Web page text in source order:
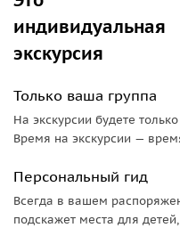
—гидом-фотографом
творческого подхода, с
экскурсий.
индивидуальную
длительности и маршруту.
прогулка-поездка на
водопады и чайную
вещи Сталина и
индивидуальная
экскурсия
Только ваша группа
На экскурсии будете
Время на экскурсии —
Персональный гид
Всегда в вашем
подскажет места для